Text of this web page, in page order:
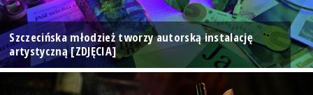
Szczecińska młodzież tworzy autorską instalację
artystyczną [ZDJĘCIA]